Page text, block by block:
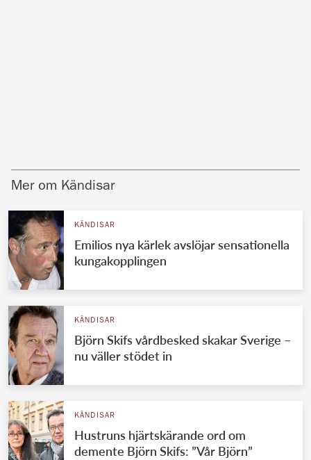
Mer om Kändisar
KÄNDISAR
Emilios nya kärlek avslöjar sensationella
kungakopplingen
KÄNDISAR
Björn Skifs vårdbesked skakar Sverige –
nu väller stödet in
KÄNDISAR
Hustruns hjärtskärande ord om
demente Björn Skifs: ”Vår Björn”